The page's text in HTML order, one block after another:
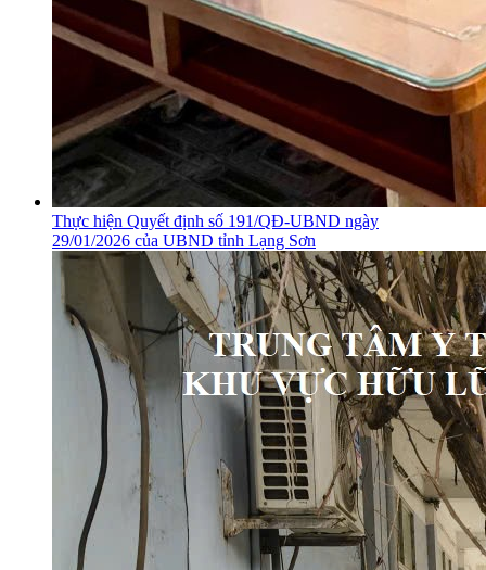
Thực hiện Quyết định số 191/QĐ-UBND ngày
29/01/2026 của UBND tỉnh Lạng Sơn